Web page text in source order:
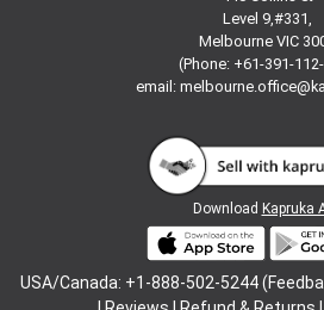
Level 9,#331,
Melbourne VIC
(Phone: +61-391-
email:
Download Kapruka
USA/Canada: +1-888-502-5244